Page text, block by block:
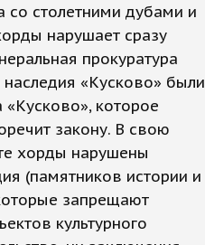
со столетними дубами и
нарушает сразу
прокуратура
наследия «Кусково» были
которое
закону. В свою
хорды нарушены
(памятников истории и
запрещают
культурного